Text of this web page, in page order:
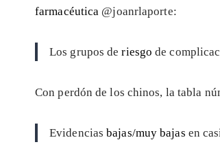
farmacéutica @joanrlaporte:
Los grupos deriesgo de
Con perdón de los chinos, la tabla
Evidenciasbajas/muy bajas en